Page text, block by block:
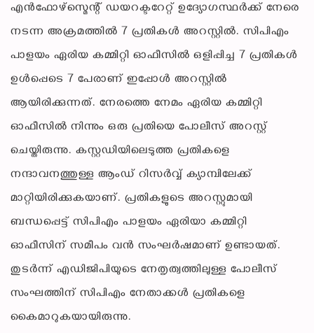
എൻഫോഴ്സ്മെന്റ് ഡയറക്ടറേറ്റ് ഉദ്യോഗസ്ഥർക്ക് നേരെ
നടന്ന അക്രമത്തിൽ 7 പ്രതികൾ അറസ്റ്റിൽ. സിപിഎം
പാളയം ഏരിയ കമ്മിറ്റി ഓഫീസിൽ ഒളിപ്പിച്ച 7 പ്രതികൾ
ഉൾപ്പെടെ 7 പേരാണ് ഇപ്പോൾ അറസ്റ്റിൽ
ആയിരിക്കുന്നത്. നേരത്തെ നേമം ഏരിയ കമ്മിറ്റി
ഓഫീസിൽ നിന്നും ഒരു പ്രതിയെ പോലീസ് അറസ്റ്റ്
ചെയ്തിരുന്നു. കസ്റ്റഡിയിലെടുത്ത പ്രതികളെ
നന്ദാവനത്തുള്ള ആംഡ് റിസർവ്വ് ക്യാമ്പിലേക്ക്
മാറ്റിയിരിക്കുകയാണ്. പ്രതികളുടെ അറസ്റ്റുമായി
ബന്ധപ്പെട്ട് സിപിഎം പാളയം ഏരിയാ കമ്മിറ്റി
ഓഫീസിന് സമീപം വൻ സംഘർഷമാണ് ഉണ്ടായത്.
തുടർന്ന് എഡിജിപിയുടെ നേതൃത്വത്തിലുള്ള പോലീസ്
സംഘത്തിന് സിപിഎം നേതാക്കൾ പ്രതികളെ
കൈമാറുകയായിരുന്നു.